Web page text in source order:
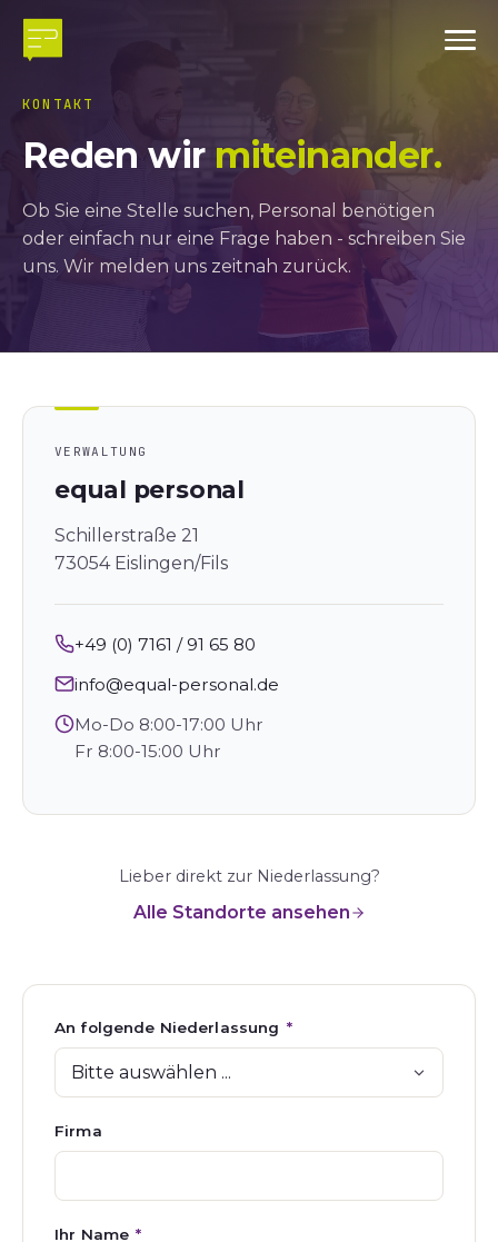
KONTAKT
Reden wir miteinander.
Ob Sie eine Stelle suchen, Personal benötigen
oder einfach nur eine Frage haben - schreiben Sie
uns. Wir melden uns zeitnah zurück.
VERWALTUNG
equal personal
Schillerstraße 21
73054 Eislingen/Fils
+49 (0) 7161 / 91 65 80
info@equal-personal.de
Mo-Do 8:00-17:00 Uhr
Fr 8:00-15:00 Uhr
Lieber direkt zur Niederlassung?
Alle Standorte ansehen
An folgende Niederlassung *
Firma
Ihr Name *